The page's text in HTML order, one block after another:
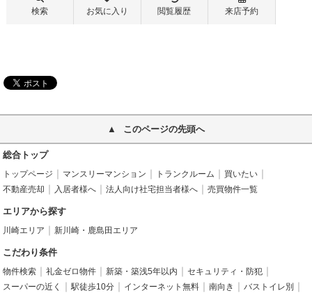
このページの先頭へ
総合トップ
トップページ マンスリーマンション トランクルーム
買いたい
不動産売却
入居者様へ 法人向け社宅担当者様へ 売買物件一覧
エリアから探す
川崎エリア 新川崎・鹿島田エリア
こだわり条件
物件検索 礼金ゼロ物件 新築・築浅5年以内
セキュリティ・防犯
スーパーの近く
駅徒歩10分 インターネット無料 南向き
バストイレ別